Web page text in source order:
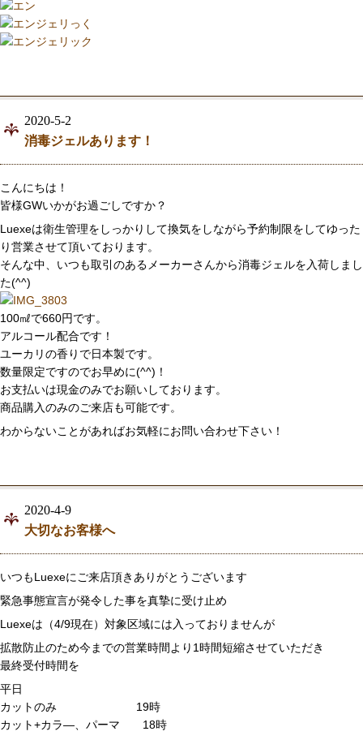
2020-5-2
消毒ジェルあります！
こんにちは！
皆様GWいかがお過ごしですか？
Luexeは衛生管理をしっかりして換気をしながら予約制限をしてゆった
り営業させて頂いております。
そんな中、いつも取引のあるメーカーさんから消毒ジェルを入荷しまし
た(^^)
100㎖で660円です。
アルコール配合です！
ユーカリの香りで日本製です。
数量限定ですのでお早めに(^^)！
お支払いは現金のみでお願いしております。
商品購入のみのご来店も可能です。
わからないことがあればお気軽にお問い合わせ下さい！
2020-4-9
大切なお客様へ
いつもLuexeにご来店頂きありがとうございます
緊急事態宣言が発令した事を真摯に受け止め
Luexeは（4/9現在）対象区域には入っておりませんが
拡散防止のため今までの営業時間より1時間短縮させていただき
最終受付時間を
平日
カットのみ 19時
カット+カラ―、パーマ 18時